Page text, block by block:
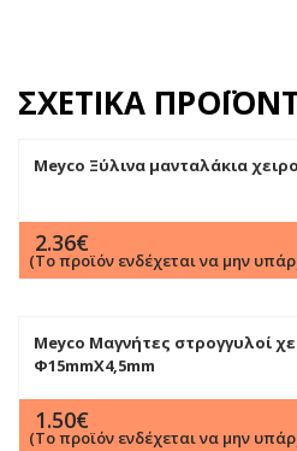
ΣΧΕΤΙΚΆ
Meyco Ξύλινα μανταλάκια
2.36€
(Το προϊόν ενδέχεται να μην
Meyco Μαγνήτες στρογγυλοί
Φ15mmX4,5mm
1.50€
(Το προϊόν ενδέχεται να μην